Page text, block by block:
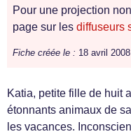
Pour une projection
page sur les diffuseurs
Fiche créée le : 18 avril
Katia, petite fille de huit
étonnants animaux de
les vacances.